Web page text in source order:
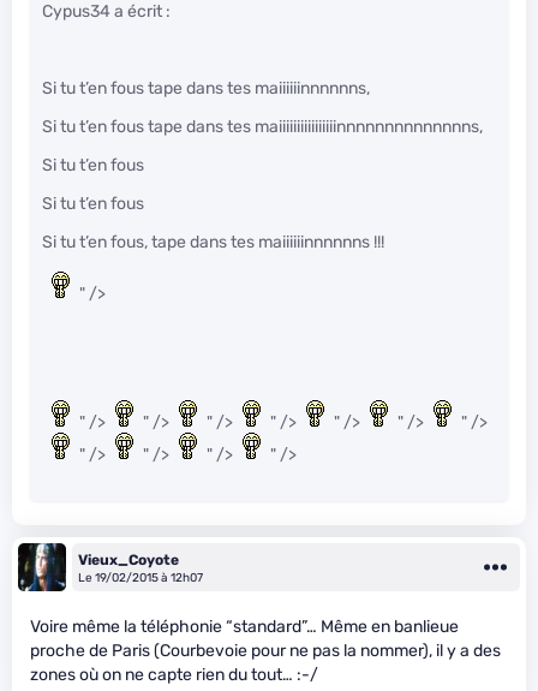
Cypus34 a écrit :
Si tu t’en fous tape dans tes maiiiiiinnnnnns,
Si tu t’en fous tape dans tes maiiiiiiiiiiiiiiiinnnnnnnnnnnnnns,
Si tu t’en fous
Si tu t’en fous
Si tu t’en fous, tape dans tes maiiiiiinnnnnns !!!
" />
" /> " /> " /> " /> " /> " />
" />
" />
" /> " /> " />
Vieux_Coyote
Le 19/02/2015 à 12h07
Voire même la téléphonie “standard”… Même en banlieue
proche de Paris (Courbevoie pour ne pas la nommer), il y a des
zones où on ne capte rien du tout… :-/